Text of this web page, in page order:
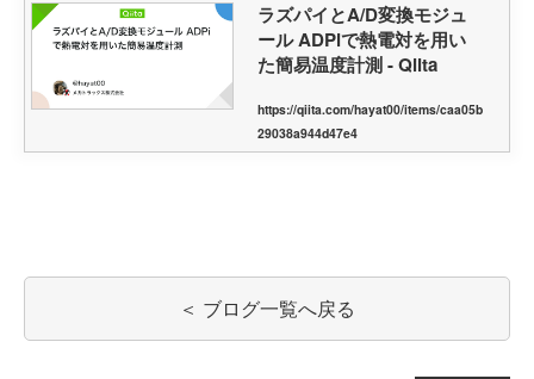
ラズパイとA/D変換モジュ
ール ADPiで熱電対を用い
た簡易温度計測 - Qiita
https://qiita.com/hayat00/items/caa05b
29038a944d47e4
＜ ブログ一覧へ戻る